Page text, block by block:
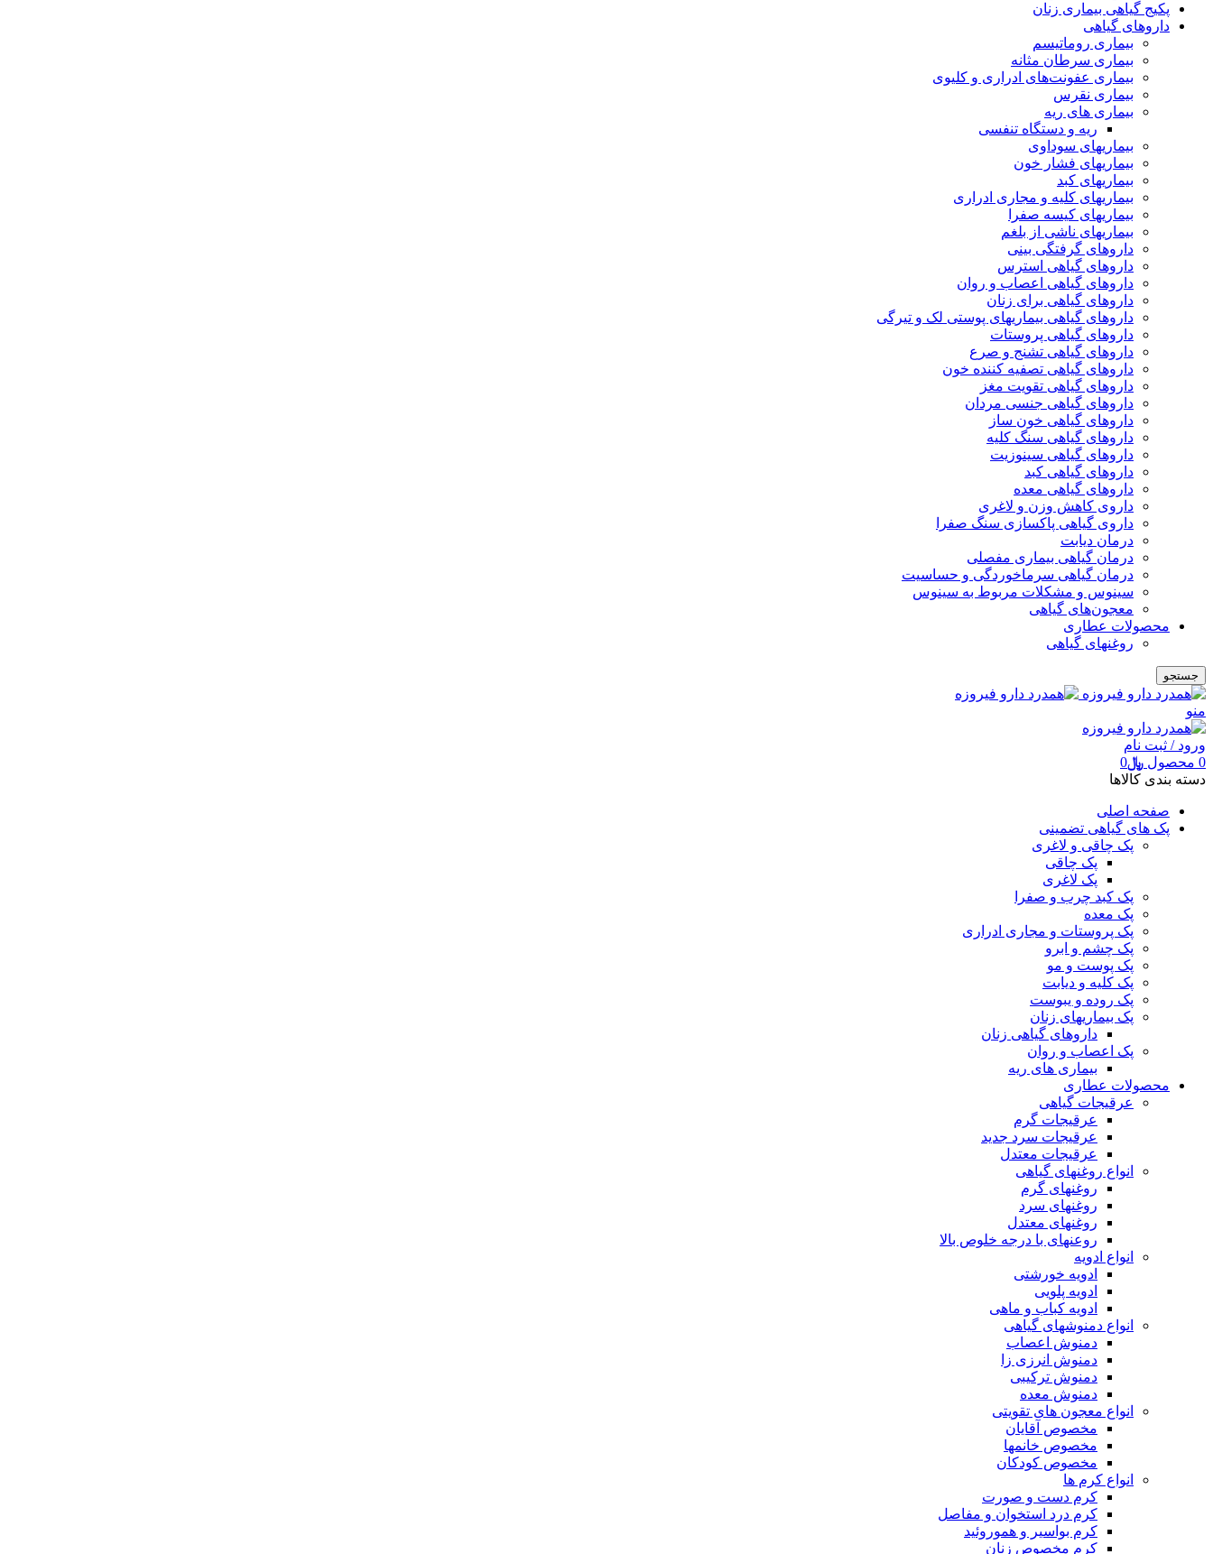
پکیج گیاهی بیماری زنان
داروهای گیاهی
بیماری روماتیسم
بیماری سرطان مثانه
بیماری عفونت‌های ادراری و کلیوی
بیماری نقرس
بیماری های ریه
ریه و دستگاه تنفسی
بیماریهای سوداوی
بیماریهای فشار خون
بیماریهای کبد
بیماریهای کلیه و مجاری ادراری
بیماریهای کیسه صفرا
بیماریهای ناشی از بلغم
داروهای گرفتگی بینی
داروهای گیاهی استرس
داروهای گیاهی اعصاب و روان
داروهای گیاهی برای زنان
داروهای گیاهی بیماریهای پوستی لک و تیرگی
داروهای گیاهی پروستات
داروهای گیاهی تشنج و صرع
داروهای گیاهی تصفیه کننده خون
داروهای گیاهی تقویت مغز
داروهای گیاهی جنسی مردان
داروهای گیاهی خون ساز
داروهای گیاهی سنگ کلیه
داروهای گیاهی سینوزیت
داروهای گیاهی کبد
داروهای گیاهی معده
داروی کاهش وزن و لاغری
داروی گیاهی پاکسازی سنگ صفرا
درمان دیابت
درمان گیاهی بیماری مفصلی
درمان گیاهی سرماخوردگی و حساسیت
سینوس و مشکلات مربوط به سینوس
معجون‌های گیاهی
محصولات عطاری
روغنهای گیاهی
جستجو
منو
ورود / ثبت نام
0 محصول ﷼0
دسته بندی کالاها
صفحه اصلی
پک های گیاهی تضمینی
پک چاقی و لاغری
پک چاقی
پک لاغری
پک کبد چرب و صفرا
پک معده
پک پروستات و مجاری ادراری
پک چشم و ابرو
پک پوست و مو
پک کلیه و دیابت
پک روده و یبوست
پک بیماریهای زنان
داروهای گیاهی زنان
پک اعصاب و روان
بیماری های ریه
محصولات عطاری
عرقیجات گیاهی
عرقیجات گرم
عرقیجات سرد جدید
عرقیجات معتدل
انواع روغنهای گیاهی
روغنهای گرم
روغنهای سرد
روغنهای معتدل
روعنهای با درجه خلوص بالا
انواع ادویه
ادویه خورشتی
ادویه پلویی
ادویه کباب و ماهی
انواع دمنوشهای گیاهی
دمنوش اعصاب
دمنوش انرزی زا
دمنوش ترکیبی
دمنوش معده
انواع معجون های تقویتی
مخصوص آقایان
مخصوص خانمها
مخصوص کودکان
انواع کرم ها
کرم دست و صورت
کرم درد استخوان و مفاصل
کرم بواسیر و هموروئید
کرم مخصوص زنان